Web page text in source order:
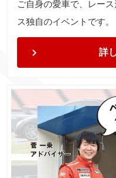
ご自身の愛車で、レー
ス独自のイベントです。
詳